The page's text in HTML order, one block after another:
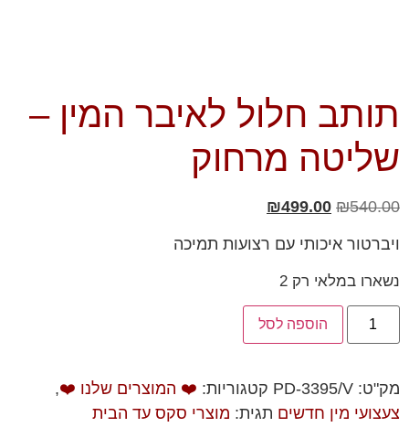
תותב חלול לאיבר המין –
שליטה מרחוק
₪540.00
₪499.00
ויברטור איכותי עם רצועות תמיכה
נשארו במלאי רק 2
הוספה לסל
מק"ט: PD-3395/V קטגוריות: ❤️ המוצרים שלנו ❤️,
צעצועי מין חדשים תגית: מוצרי סקס עד הבית